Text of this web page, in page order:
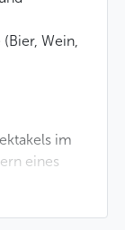
Wein,
im
eines